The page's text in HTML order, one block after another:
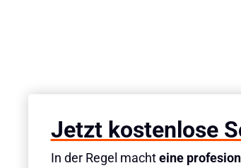
Jetzt kostenlose
In der Regel macht eine